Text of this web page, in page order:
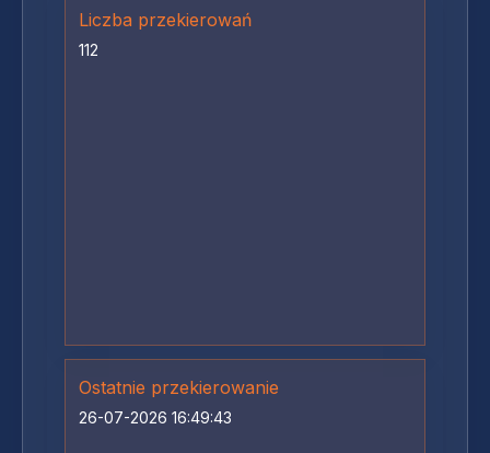
Liczba przekierowań
112
Ostatnie przekierowanie
26-07-2026 16:49:43